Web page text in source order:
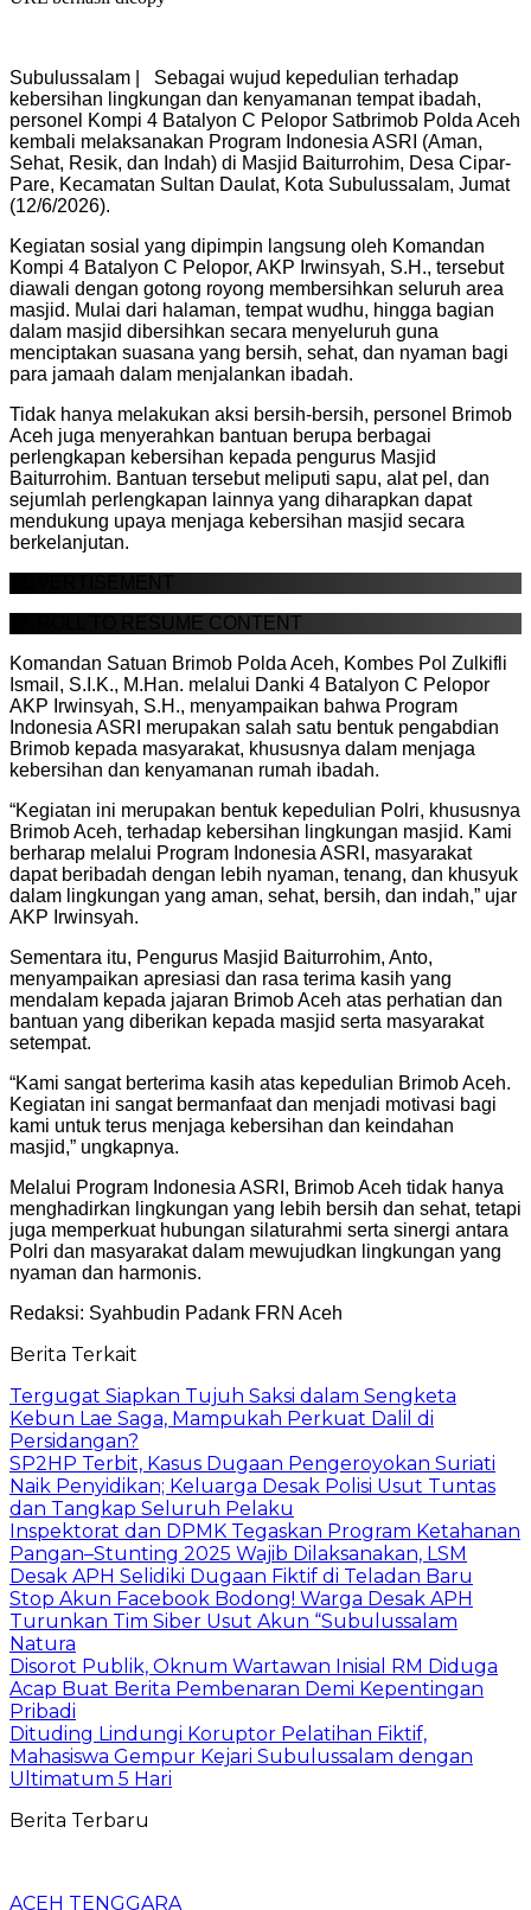
Subulussalam | Sebagai wujud kepedulian terhadap
kebersihan lingkungan dan kenyamanan tempat ibadah,
personel Kompi 4 Batalyon C Pelopor Satbrimob Polda Aceh
kembali melaksanakan Program Indonesia ASRI (Aman,
Sehat, Resik, dan Indah) di Masjid Baiturrohim, Desa Cipar-
Pare, Kecamatan Sultan Daulat, Kota Subulussalam, Jumat
(12/6/2026).
Kegiatan sosial yang dipimpin langsung oleh Komandan
Kompi 4 Batalyon C Pelopor, AKP Irwinsyah, S.H., tersebut
diawali dengan gotong royong membersihkan seluruh area
masjid. Mulai dari halaman, tempat wudhu, hingga bagian
dalam masjid dibersihkan secara menyeluruh guna
menciptakan suasana yang bersih, sehat, dan nyaman bagi
para jamaah dalam menjalankan ibadah.
Tidak hanya melakukan aksi bersih-bersih, personel Brimob
Aceh juga menyerahkan bantuan berupa berbagai
perlengkapan kebersihan kepada pengurus Masjid
Baiturrohim. Bantuan tersebut meliputi sapu, alat pel, dan
sejumlah perlengkapan lainnya yang diharapkan dapat
mendukung upaya menjaga kebersihan masjid secara
berkelanjutan.
ADVERTISEMENT
SCROLL TO RESUME CONTENT
Komandan Satuan Brimob Polda Aceh, Kombes Pol Zulkifli
Ismail, S.I.K., M.Han. melalui Danki 4 Batalyon C Pelopor
AKP Irwinsyah, S.H., menyampaikan bahwa Program
Indonesia ASRI merupakan salah satu bentuk pengabdian
Brimob kepada masyarakat, khususnya dalam menjaga
kebersihan dan kenyamanan rumah ibadah.
“Kegiatan ini merupakan bentuk kepedulian Polri, khususnya
Brimob Aceh, terhadap kebersihan lingkungan masjid. Kami
berharap melalui Program Indonesia ASRI, masyarakat
dapat beribadah dengan lebih nyaman, tenang, dan khusyuk
dalam lingkungan yang aman, sehat, bersih, dan indah,” ujar
AKP Irwinsyah.
Sementara itu, Pengurus Masjid Baiturrohim, Anto,
menyampaikan apresiasi dan rasa terima kasih yang
mendalam kepada jajaran Brimob Aceh atas perhatian dan
bantuan yang diberikan kepada masjid serta masyarakat
setempat.
“Kami sangat berterima kasih atas kepedulian Brimob Aceh.
Kegiatan ini sangat bermanfaat dan menjadi motivasi bagi
kami untuk terus menjaga kebersihan dan keindahan
masjid,” ungkapnya.
Melalui Program Indonesia ASRI, Brimob Aceh tidak hanya
menghadirkan lingkungan yang lebih bersih dan sehat, tetapi
juga memperkuat hubungan silaturahmi serta sinergi antara
Polri dan masyarakat dalam mewujudkan lingkungan yang
nyaman dan harmonis.
Redaksi: Syahbudin Padank FRN Aceh
Berita Terkait
Tergugat Siapkan Tujuh Saksi dalam Sengketa
Kebun Lae Saga, Mampukah Perkuat Dalil di
Persidangan?
SP2HP Terbit, Kasus Dugaan Pengeroyokan Suriati
Naik Penyidikan; Keluarga Desak Polisi Usut Tuntas
dan Tangkap Seluruh Pelaku
Inspektorat dan DPMK Tegaskan Program Ketahanan
Pangan–Stunting 2025 Wajib Dilaksanakan, LSM
Desak APH Selidiki Dugaan Fiktif di Teladan Baru
Stop Akun Facebook Bodong! Warga Desak APH
Turunkan Tim Siber Usut Akun “Subulussalam
Natura
Disorot Publik, Oknum Wartawan Inisial RM Diduga
Acap Buat Berita Pembenaran Demi Kepentingan
Pribadi
Dituding Lindungi Koruptor Pelatihan Fiktif,
Mahasiswa Gempur Kejari Subulussalam dengan
Ultimatum 5 Hari
Berita Terbaru
ACEH TENGGARA